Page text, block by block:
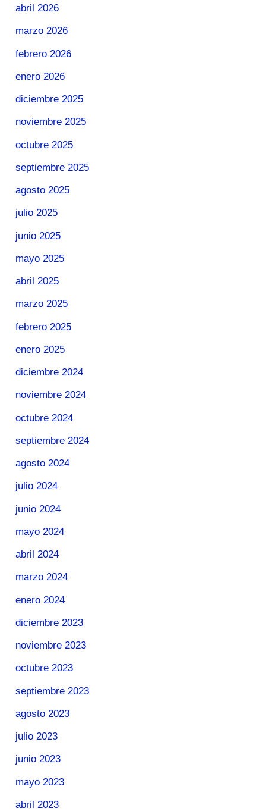
abril 2026
marzo 2026
febrero 2026
enero 2026
diciembre 2025
noviembre 2025
octubre 2025
septiembre 2025
agosto 2025
julio 2025
junio 2025
mayo 2025
abril 2025
marzo 2025
febrero 2025
enero 2025
diciembre 2024
noviembre 2024
octubre 2024
septiembre 2024
agosto 2024
julio 2024
junio 2024
mayo 2024
abril 2024
marzo 2024
enero 2024
diciembre 2023
noviembre 2023
octubre 2023
septiembre 2023
agosto 2023
julio 2023
junio 2023
mayo 2023
abril 2023